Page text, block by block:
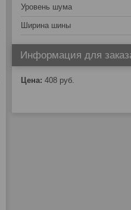
Уровень шума
Ширина шины
Информация для
Цена: 408 руб.